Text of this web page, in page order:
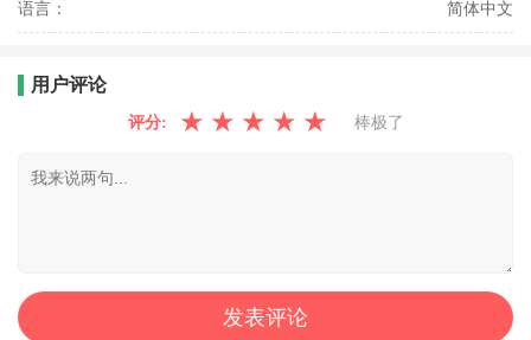
语言： 简体中文
用户评论
评分: ★ ★ ★ ★ ★ 棒极了